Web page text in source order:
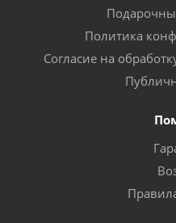
Политика
Согласие на